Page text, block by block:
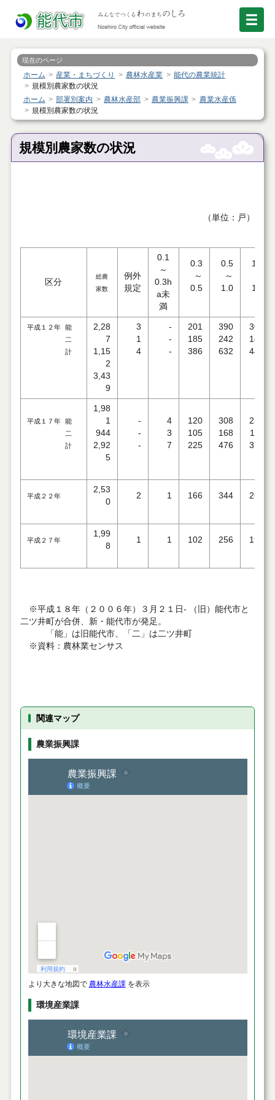
現在のページ
ホーム 産業・まちづくり 農林水産業
能代の農業統計
規模別農家数の状況
ホーム
部署別案内 農林水産部 農業振興課
農業水産係
規模別農家数の状況
規模別農家数の状況
（単位：戸）
区分
総農
家数
例外
規定
0.1
～
0.3h
a未
満
0.3
～
0.5
0.5
～
1.0
1.0
1.5
平成１２年 能
二
計
2,28
7
1,15
2
3,43
9
3
1
4
-
-
-
201
185
386
390
242
632
306
141
447
平成１７年 能
二
計
1,98
1
944
2,92
5
-
-
-
4
3
7
120
105
225
308
168
476
237
113
350
平成２２年
2,53
0
2 1 166 344 266
平成２７年
1,99
8
1 1 102 256 195
※平成１８年（２００６年）３月２１日- （旧）能代市と
二ツ井町が合併、新・能代市が発足。
「能」は旧能代市、「二」は二ツ井町
※資料：農林業センサス
関連マップ
農業振興課
より大きな地図で 農林水産課を表示
環境産業課